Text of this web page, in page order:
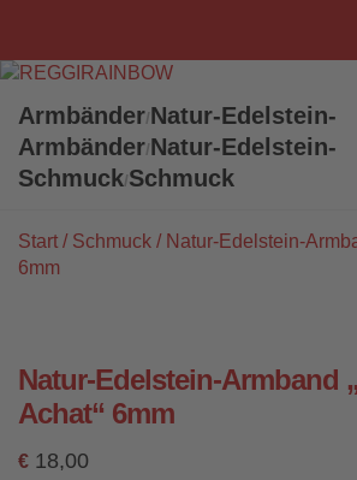
Armbänder/Natur-Edelstein-
Armbänder/Natur-Edelstein-
Schmuck/Schmuck
Start / Schmuck / Natur-Edelstein-
6mm
Natur-Edelstein-Armband
Achat“ 6mm
€ 18,00